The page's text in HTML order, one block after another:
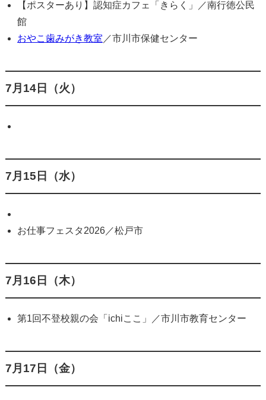
【ポスターあり】認知症カフェ「きらく」／南行徳公民
館
おやこ歯みがき教室 ／市川市保健センター
7月14日（火）
7月15日（水）
お仕事フェスタ2026／松戸市
7月16日（木）
第1回不登校親の会「ichiここ」／市川市教育センター
7月17日（金）